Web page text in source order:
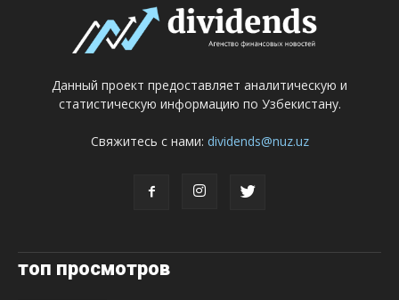
Данный проект предоставляет аналитическую и
статистическую информацию по Узбекистану.
Свяжитесь с нами: dividends@nuz.uz
топ просмотров